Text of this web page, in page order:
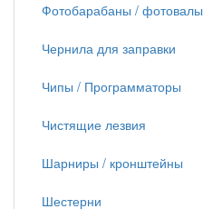
Фотобарабаны / фотовалы
Чернила для заправки
Чипы / Программаторы
Чистящие лезвия
Шарниры / кронштейны
Шестерни